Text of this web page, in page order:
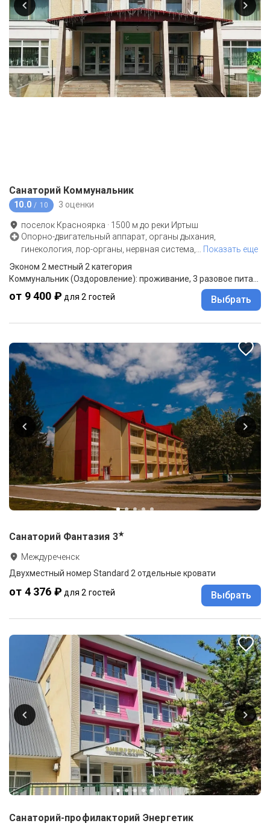
Санаторий Коммунальник
10.0 / 10 3 оценки
поселок Красноярка · 1500 м до реки Иртыш
Опорно-двигательный аппарат, органы дыхания,
гинекология, лор-органы, нервная система,
Показать еще
Эконом 2 местный 2 категория
от 9 400 ₽ для 2 гостей Выбрать
Санаторий Фантазия 3★
Междуреченск
Двухместный номер Standard 2 отдельные кровати
от 4 376 ₽ для 2 гостей Выбрать
Санаторий-профилакторий Энергетик